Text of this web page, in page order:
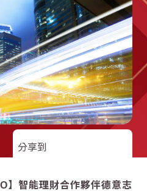
分享到
】智能理財合作夥伴德意志